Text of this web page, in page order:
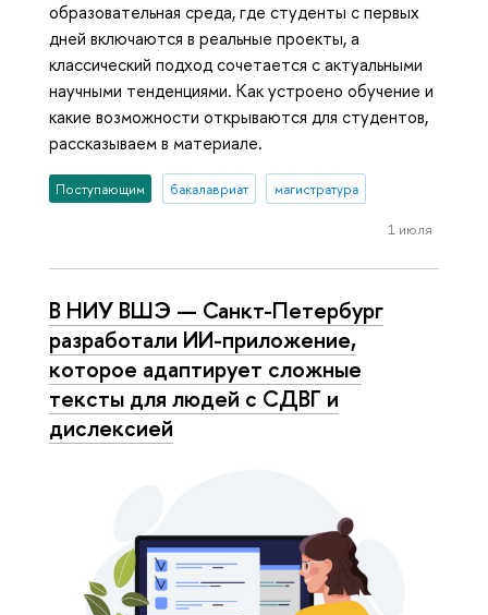
образовательная среда, где студенты с первых
дней включаются в реальные проекты, а
классический подход сочетается с актуальными
научными тенденциями. Как устроено обучение и
какие возможности открываются для студентов,
рассказываем в материале.
Поступающим бакалавриат магистратура
1 июля
В НИУ ВШЭ — Санкт-Петербург
разработали ИИ-приложение,
которое адаптирует сложные
тексты для людей с СДВГ и
дислексией